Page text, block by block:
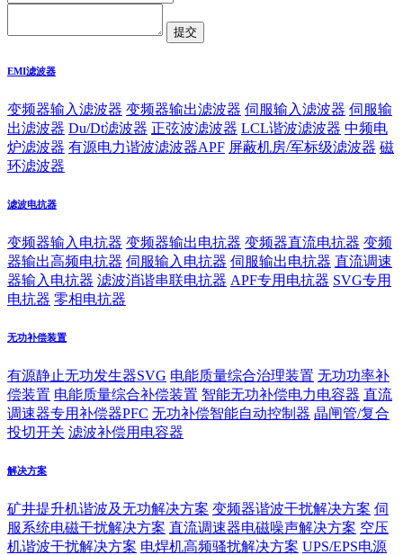
EMI滤波器
变频器输入滤波器 变频器输出滤波器 伺服输入滤波器 伺服输
出滤波器 Du/Dt滤波器 正弦波滤波器 LCL谐波滤波器 中频电
炉滤波器 有源电力谐波滤波器APF 屏蔽机房/军标级滤波器 磁
环滤波器
滤波电抗器
变频器输入电抗器 变频器输出电抗器 变频器直流电抗器 变频
器输出高频电抗器 伺服输入电抗器 伺服输出电抗器 直流调速
器输入电抗器 滤波消谐串联电抗器 APF专用电抗器 SVG专用
电抗器 零相电抗器
无功补偿装置
有源静止无功发生器SVG 电能质量综合治理装置 无功功率补
偿装置 电能质量综合补偿装置 智能无功补偿电力电容器 直流
调速器专用补偿器PFC 无功补偿智能自动控制器 晶闸管/复合
投切开关 滤波补偿用电容器
解决方案
矿井提升机谐波及无功解决方案 变频器谐波干扰解决方案 伺
服系统电磁干扰解决方案 直流调速器电磁噪声解决方案 空压
机谐波干扰解决方案 电焊机高频骚扰解决方案 UPS/EPS电源